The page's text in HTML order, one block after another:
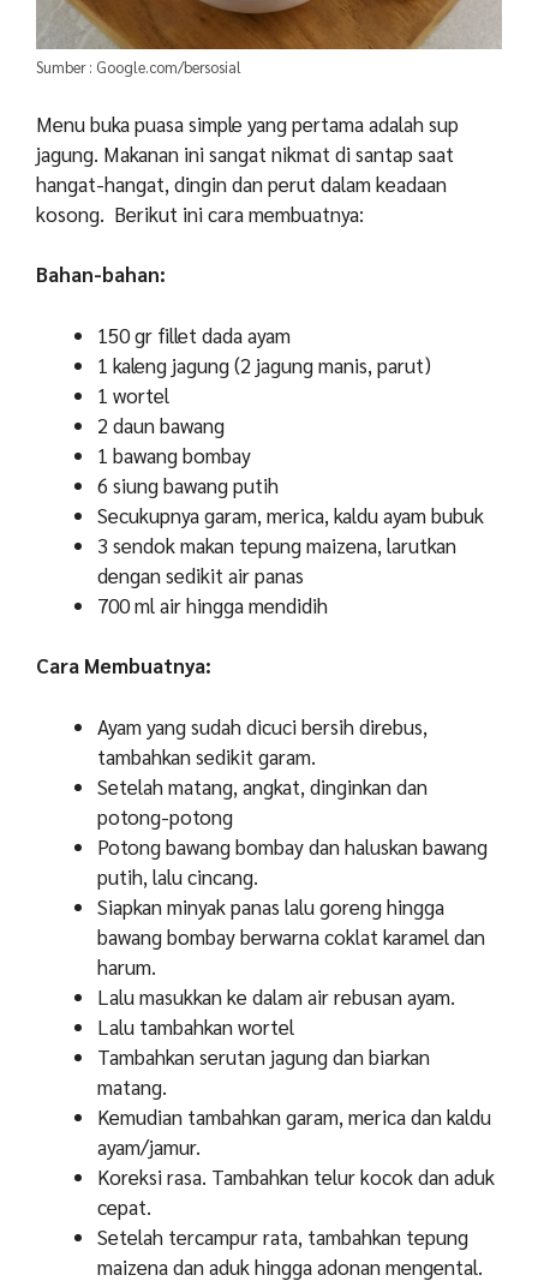
Sumber : Google.com/bersosial
Menu buka puasa simple yang pertama adalah sup
jagung. Makanan ini sangat nikmat di santap saat
hangat-hangat, dingin dan perut dalam keadaan
kosong. Berikut ini cara membuatnya:
Bahan-bahan:
150 gr fillet dada ayam
1 kaleng jagung (2 jagung manis, parut)
1 wortel
2 daun bawang
1 bawang bombay
6 siung bawang putih
Secukupnya garam, merica, kaldu ayam bubuk
3 sendok makan tepung maizena, larutkan
dengan sedikit air panas
700 ml air hingga mendidih
Cara Membuatnya:
Ayam yang sudah dicuci bersih direbus,
tambahkan sedikit garam.
Setelah matang, angkat, dinginkan dan
potong-potong
Potong bawang bombay dan haluskan bawang
putih, lalu cincang.
Siapkan minyak panas lalu goreng hingga
bawang bombay berwarna coklat karamel dan
harum.
Lalu masukkan ke dalam air rebusan ayam.
Lalu tambahkan wortel
Tambahkan serutan jagung dan biarkan
matang.
Kemudian tambahkan garam, merica dan kaldu
ayam/jamur.
Koreksi rasa. Tambahkan telur kocok dan aduk
cepat.
Setelah tercampur rata, tambahkan tepung
maizena dan aduk hingga adonan mengental.